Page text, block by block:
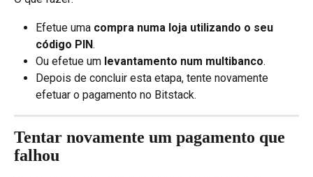
Efetue uma compra numa loja utilizando o seu
código PIN.
Ou efetue um levantamento num multibanco.
Depois de concluir esta etapa, tente novamente
efetuar o pagamento no Bitstack.
Tentar novamente um pagamento que
falhou